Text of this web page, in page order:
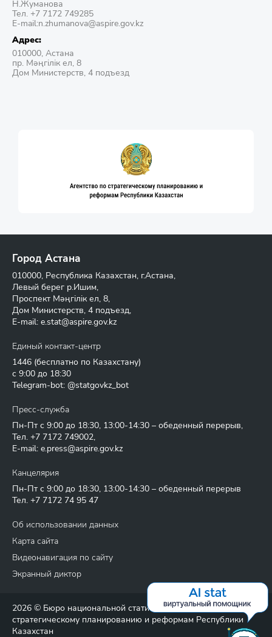
Н.Жуманова
Тел. +7 7172 749285
E-mail:n.zhumanova@aspire.gov.kz
Адрес:
010000, Астана
пр. Мәңгілік ел, 8
Дом Министерств, 4 подъезд
Город Астана
010000, Республика Казахстан, г.Астана,
Левый берег р.Ишим,
Проспект Мәңгілік ел, 8,
Дом Министерств, 4 подъезд,
E-mail: e.stat@aspire.gov.kz
Единый контакт-центр
1446 (бесплатно по Казахстану)
с 9:00 до 18:30
Telegram-bot: @statgovkz_bot
Пресс-служба
Пн-Пт с 9:00 до 18:30, 13:00-14:30 – обеденный перерыв,
Тел. +7 7172 749002,
E-mail: e.press@aspire.gov.kz
Канцелярия
Пн-Пт с 9:00 до 18:30, 13:00-14:30 – обеденный перерыв
Тел. +7 7172 74 95 47
Об использовании данных
Карта сайта
Видеонавигация по сайту
Экранный диктор
2026 © Бюро национальной статистики Агентства по
стратегическому планированию и реформам Республики
Казахстан